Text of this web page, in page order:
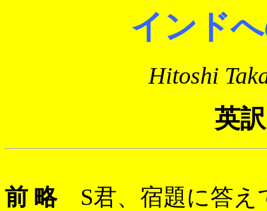
インド
Hitoshi
英
前 略S君、宿題に答え